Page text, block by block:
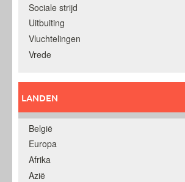
Sociale strijd
Uitbuiting
Vluchtelingen
Vrede
LANDEN
België
Europa
Afrika
Azië